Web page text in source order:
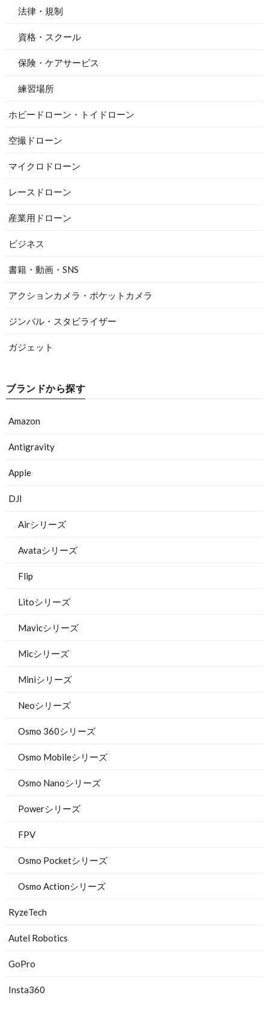
法律・規制
資格・スクール
保険・ケアサービス
練習場所
ホビードローン・トイドローン
空撮ドローン
マイクロドローン
レースドローン
産業用ドローン
ビジネス
書籍・動画・SNS
アクションカメラ・ポケットカメラ
ジンバル・スタビライザー
ガジェット
ブランドから探す
Amazon
Antigravity
Apple
DJI
Airシリーズ
Avataシリーズ
Flip
Litoシリーズ
Mavicシリーズ
Micシリーズ
Miniシリーズ
Neoシリーズ
Osmo 360シリーズ
Osmo Mobileシリーズ
Osmo Nanoシリーズ
Powerシリーズ
FPV
Osmo Pocketシリーズ
Osmo Actionシリーズ
RyzeTech
Autel Robotics
GoPro
Insta360